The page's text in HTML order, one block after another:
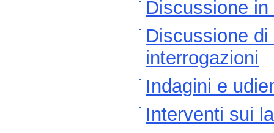
Discussione
Discussione
interrogazioni
Indagini e
Interventi sui